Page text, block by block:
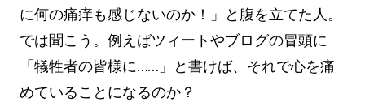
に何の痛痒も感じないのか！」と腹を立てた人。
では聞こう。例えばツィートやブログの冒頭に
「犠牲者の皆様に……」と書けば、それで心を痛
めていることになるのか？